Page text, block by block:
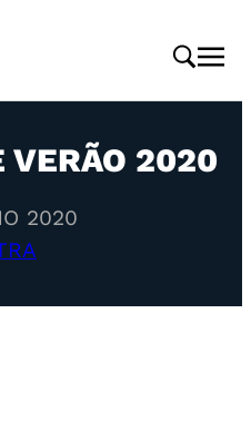
VERÃO 2020
2020